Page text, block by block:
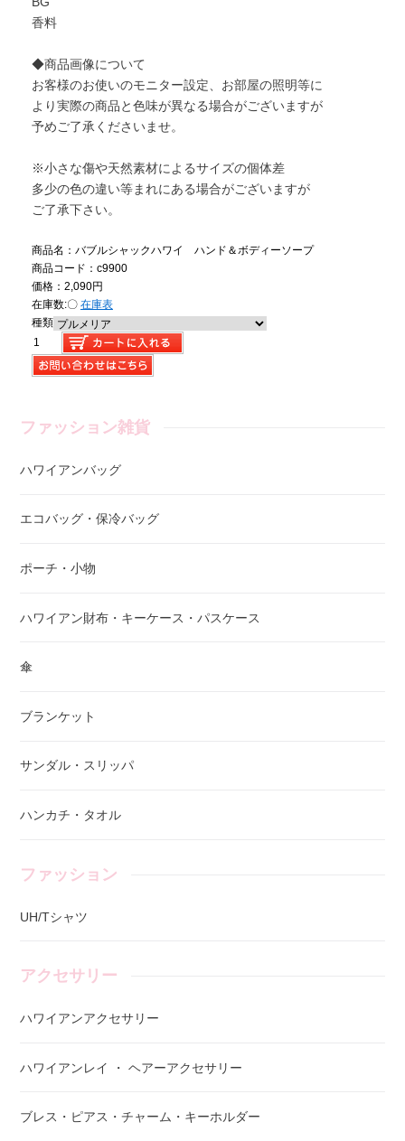
香料
◆商品画像について
お客様のお使いのモニター設定、お部屋の照明等に
より実際の商品と色味が異なる場合がございますが
予めご了承くださいませ。
※小さな傷や天然素材によるサイズの個体差
多少の色の違い等まれにある場合がございますが
ご了承下さい。
商品名：バブルシャックハワイ ハンド＆ボディーソープ
商品コード：c9900
価格：2,090円
在庫数:〇 在庫表
種類
ファッション雑貨
ハワイアンバッグ
エコバッグ・保冷バッグ
ポーチ・小物
ハワイアン財布・キーケース・パスケース
傘
ブランケット
サンダル・スリッパ
ハンカチ・タオル
ファッション
UH/Tシャツ
アクセサリー
ハワイアンアクセサリー
ハワイアンレイ ・ ヘアーアクセサリー
ブレス・ピアス・チャーム・キーホルダー